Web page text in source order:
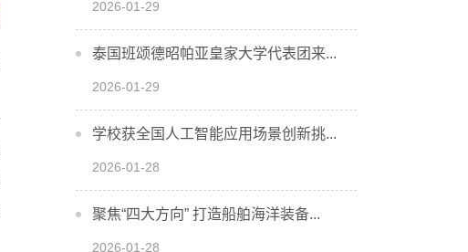
2026-01-29
泰国班颂德昭帕亚皇家大学代表团来...
2026-01-29
学校获全国人工智能应用场景创新挑...
2026-01-28
聚焦“四大方向” 打造船舶海洋装备...
2026-01-28